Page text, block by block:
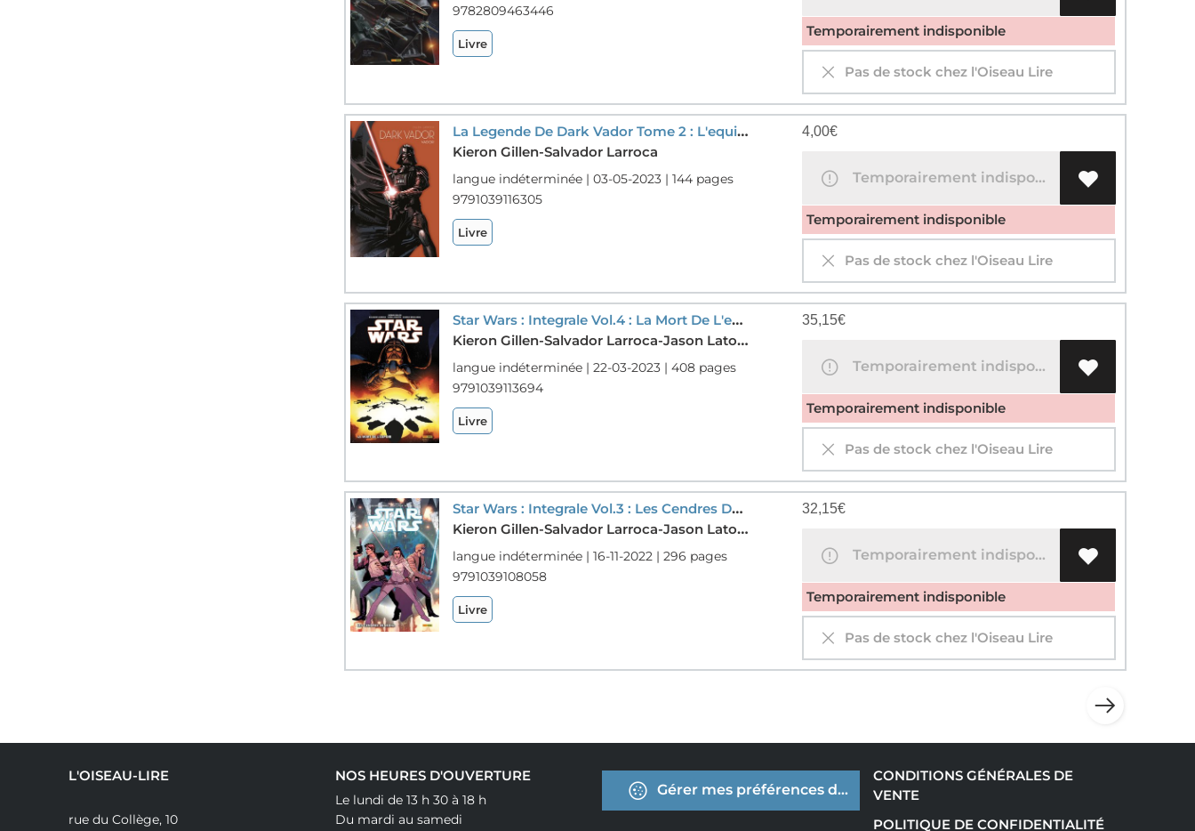
9782809463446
Livre
Temporairement indisponible
Pas de stock chez l'Oiseau Lire
La Legende De Dark Vador Tome 2 : L'equilibre Dans La Force
Kieron Gillen-Salvador Larroca
langue indéterminée | 03-05-2023 | 144 pages
9791039116305
Livre
4,00€
Temporairement indisponible
Temporairement indisponible
Pas de stock chez l'Oiseau Lire
Star Wars : Integrale Vol.4 : La Mort De L'espoir
Kieron Gillen-Salvador Larroca-Jason Latour
langue indéterminée | 22-03-2023 | 408 pages
9791039113694
Livre
35,15€
Temporairement indisponible
Temporairement indisponible
Pas de stock chez l'Oiseau Lire
Star Wars : Integrale Vol.3 : Les Cendres De Jedha
Kieron Gillen-Salvador Larroca-Jason Latour
langue indéterminée | 16-11-2022 | 296 pages
9791039108058
Livre
32,15€
Temporairement indisponible
Temporairement indisponible
Pas de stock chez l'Oiseau Lire
L'OISEAU-LIRE
rue du Collège, 10
NOS HEURES D'OUVERTURE
Le lundi de 13 h 30 à 18 h
Du mardi au samedi
Gérer mes préférences de cookies
CONDITIONS GÉNÉRALES DE
VENTE
POLITIQUE DE CONFIDENTIALITÉ